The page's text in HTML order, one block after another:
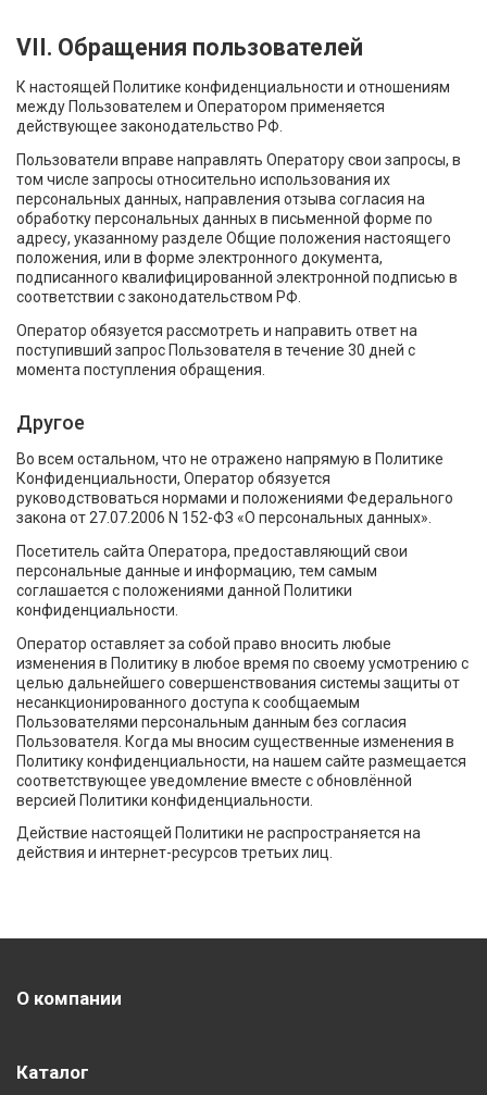
VII. Обращения пользователей
К настоящей Политике конфиденциальности и отношениям
между Пользователем и Оператором применяется
действующее законодательство РФ.
Пользователи вправе направлять Оператору свои запросы, в
том числе запросы относительно использования их
персональных данных, направления отзыва согласия на
обработку персональных данных в письменной форме по
адресу, указанному разделе Общие положения настоящего
положения, или в форме электронного документа,
подписанного квалифицированной электронной подписью в
соответствии с законодательством РФ.
Оператор обязуется рассмотреть и направить ответ на
поступивший запрос Пользователя в течение 30 дней с
момента поступления обращения.
Другое
Во всем остальном, что не отражено напрямую в Политике
Конфиденциальности, Оператор обязуется
руководствоваться нормами и положениями Федерального
закона от 27.07.2006 N 152-ФЗ «О персональных данных».
Посетитель сайта Оператора, предоставляющий свои
персональные данные и информацию, тем самым
соглашается с положениями данной Политики
конфиденциальности.
Оператор оставляет за собой право вносить любые
изменения в Политику в любое время по своему усмотрению с
целью дальнейшего совершенствования системы защиты от
несанкционированного доступа к сообщаемым
Пользователями персональным данным без согласия
Пользователя. Когда мы вносим существенные изменения в
Политику конфиденциальности, на нашем сайте размещается
соответствующее уведомление вместе с обновлённой
версией Политики конфиденциальности.
Действие настоящей Политики не распространяется на
действия и интернет-ресурсов третьих лиц.
О компании
Каталог